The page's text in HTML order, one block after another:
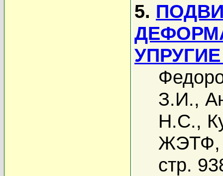
5.
З.И.,
Н.С.,
ЖЭТФ,
стр.